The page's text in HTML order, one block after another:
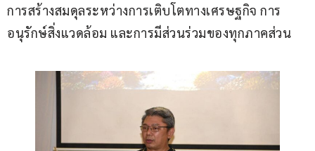
การสร้างสมดุลระหว่างการเติบโตทางเศรษฐกิจ การ
อนุรักษ์สิ่งแวดล้อม และการมีส่วนร่วมของทุกภาคส่วน